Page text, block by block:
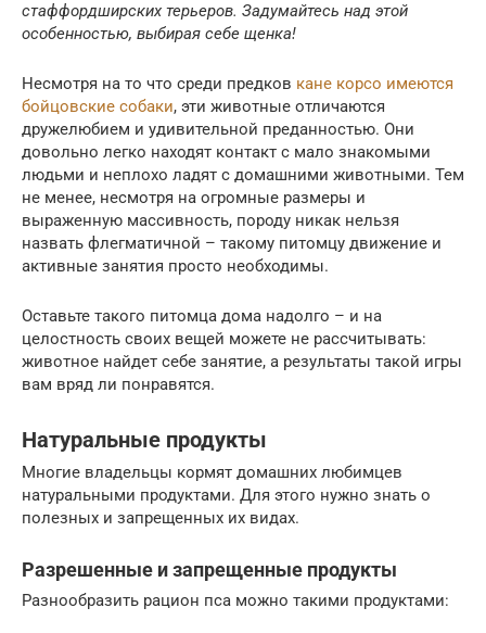
стаффордширских терьеров. Задумайтесь над этой
особенностью, выбирая себе щенка!
Несмотря на то что среди предков кане корсо имеются
бойцовские собаки, эти животные отличаются
дружелюбием и удивительной преданностью. Они
довольно легко находят контакт с мало знакомыми
людьми и неплохо ладят с домашними животными. Тем
не менее, несмотря на огромные размеры и
выраженную массивность, породу никак нельзя
назвать флегматичной – такому питомцу движение и
активные занятия просто необходимы.
Оставьте такого питомца дома надолго – и на
целостность своих вещей можете не рассчитывать:
животное найдет себе занятие, а результаты такой игры
вам вряд ли понравятся.
Натуральные продукты
Многие владельцы кормят домашних любимцев
натуральными продуктами. Для этого нужно знать о
полезных и запрещенных их видах.
Разрешенные и запрещенные продукты
Разнообразить рацион пса можно такими продуктами: